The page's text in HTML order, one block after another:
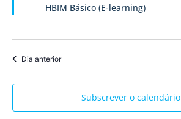
HBIM Básico (E-learning)
Dia anterior
Subscrever o calendário